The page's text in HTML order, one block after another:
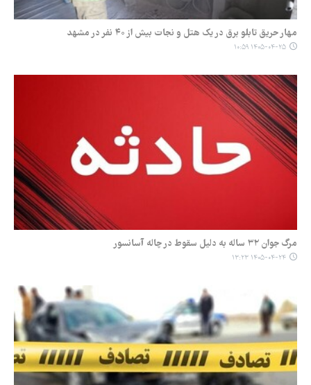
مهار حریق تابلو برق در یک هتل و نجات بیش از ۴۰ نفر در مشهد
۱۴۰۵-۰۴-۲۵ ۱۰:۵۹
مرگ جوان ۳۲ ساله به دلیل سقوط در چاله آسانسور
۱۴۰۵-۰۴-۲۴ ۱۳:۲۳